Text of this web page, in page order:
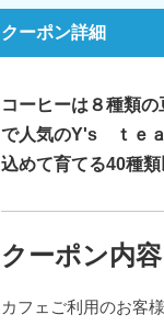
クーポン詳細
コーヒーは８種類
で人気のY's ｔｅａ
込めて育てる40種
クーポン内容
カフェご利用のお客